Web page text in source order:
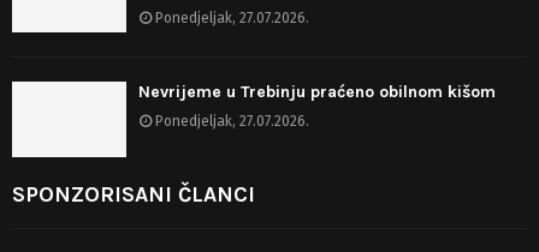
Ponedjeljak, 27.07.2026.
Nevrijeme u Trebinju praćeno obilnom kišom
Ponedjeljak, 27.07.2026.
SPONZORISANI ČLANCI